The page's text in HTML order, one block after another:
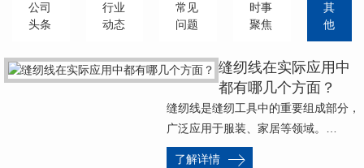
公司
头条
行业
动态
常见
问题
时事
聚焦
其
他
缝纫线在实际应用中
都有哪几个方面？
缝纫线是缝纫工具中的重要组成部分，
广泛应用于服装、家居等领域。…
了解详情